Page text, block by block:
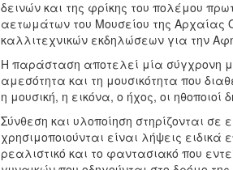
δεινών και της φρίκης του πολέμου
αετωμάτων του Μουσείου της
καλλιτεχνικών εκδηλώσεων για την
Η παράσταση αποτελεί μία σύγχρονη
αμεσότητα και τη μουσικότητα που
η μουσική, η εικόνα, ο ήχος, οι
Σύνθεση και υλοποίηση στηρίζονται σε
χρησιμοποιούνται είναι λήψεις
ρεαλιστικό και το φαντασιακό που